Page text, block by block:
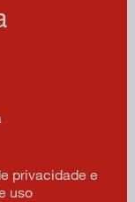
privacidade e
uso